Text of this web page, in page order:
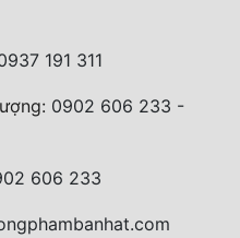
191 311
0902 606 233 -
606 233